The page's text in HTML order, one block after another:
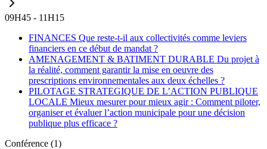
09H45 - 11H15
FINANCES Que reste-t-il aux collectivités comme leviers
financiers en ce début de mandat ?
AMENAGEMENT & BATIMENT DURABLE Du projet à
la réalité, comment garantir la mise en oeuvre des
prescriptions environnementales aux deux échelles ?
PILOTAGE STRATEGIQUE DE L’ACTION PUBLIQUE
LOCALE Mieux mesurer pour mieux agir : Comment piloter,
organiser et évaluer l’action municipale pour une décision
publique plus efficace ?
Conférence (1)